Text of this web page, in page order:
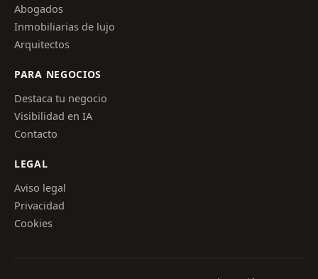
Abogados
Inmobiliarias de lujo
Arquitectos
PARA NEGOCIOS
Destaca tu negocio
Visibilidad en IA
Contacto
LEGAL
Aviso legal
Privacidad
Cookies